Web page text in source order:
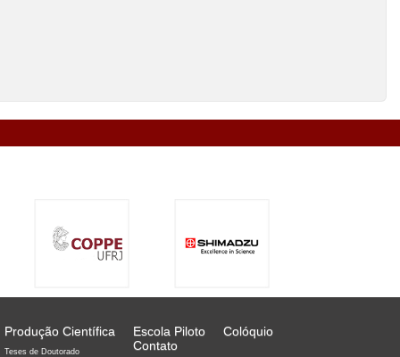
Produção Científica
Teses de Doutorado
Escola Piloto
Colóquio
Contato